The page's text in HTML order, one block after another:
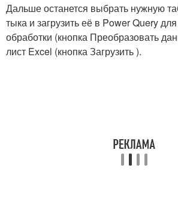
Дальше останется выбрать нужную
тыка и загрузить её в Power Query
обработки (кнопка Преобразовать
лист Excel (кнопка Загрузить ).